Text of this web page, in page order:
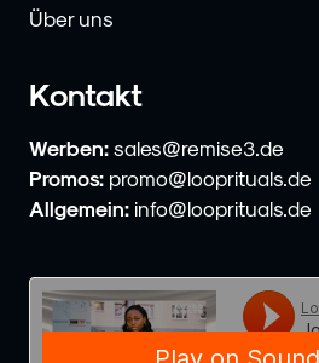
Über uns
Kontakt
Werben: sales@remise3.de
Promos: promo@looprituals.de
Allgemein: info@looprituals.de